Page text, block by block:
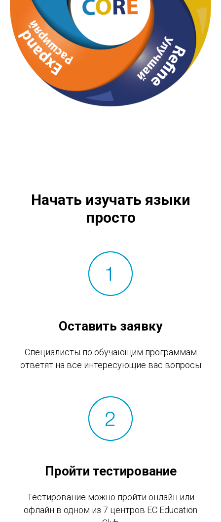
Начать изучать языки
просто
Оставить заявку
Специалисты по обучающим программам
ответят на все интересующие вас вопросы
Пройти тестирование
Тестирование можно пройти онлайн или
офлайн в одном из 7 центров EC Education